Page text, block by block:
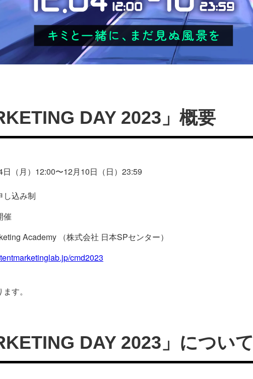
DAY 2023」概要
（月）12:00〜12月10日（日）23:59
し込み制
催
Academy （株式会社 日本SPセンター）
cmd2023
す。
DAY 2023」について